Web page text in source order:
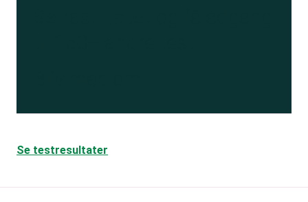
Se testresultater